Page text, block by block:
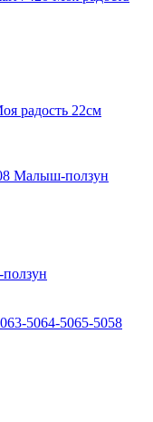
радость 22см